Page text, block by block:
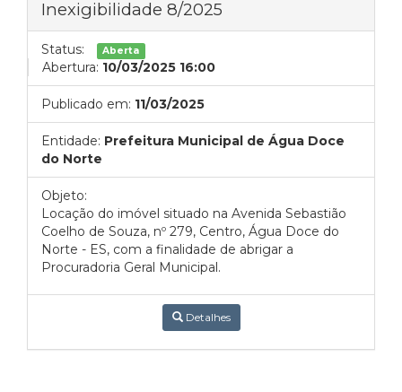
Inexigibilidade 8/2025
Status: Aberta
Abertura: 10/03/2025 16:00
Publicado em: 11/03/2025
Entidade: Prefeitura Municipal de Água Doce
do Norte
Objeto:
Locação do imóvel situado na Avenida Sebastião
Coelho de Souza, nº 279, Centro, Água Doce do
Norte - ES, com a finalidade de abrigar a
Procuradoria Geral Municipal.
Detalhes